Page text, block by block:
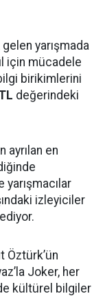
yarışmada
için mücadele
birikimlerini
değerindeki
ayrılan en
yarışmacılar
izleyiciler
Öztürk’ün
Joker, her
kültürel bilgiler